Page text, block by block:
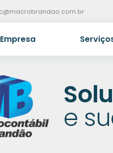
Empresa
e